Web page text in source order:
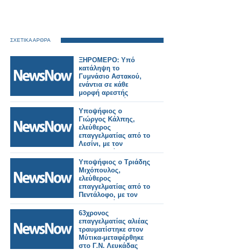
ΣΧΕΤΙΚΑ ΑΡΘΡΑ
ΞΗΡΟΜΕΡΟ: Υπό
κατάληψη το
Γυμνάσιο Αστακού,
ενάντια σε κάθε
μορφή αρεστής
επιχειρηματικότητας.
Υποψήφιος ο
Γιώργος Κάλπης,
ελεύθερος
επαγγελματίας από το
Λεσίνι, με τον
συνδυασμό
«Δημιουργική
Ανατροπή» και τον
Δήμαρχο, Κώστα
Λύρο
Υποψήφιος ο Τριάδης
Μιχόπουλος,
ελεύθερος
επαγγελματίας από το
Πεντάλοφο, με τον
συνδυασμό
«Δημιουργική
Ανατροπή» και τον
Δήμαρχο, Κώστα
Λύρο,
63χρονος
επαγγελματίας αλιέας
τραυματίστηκε στον
Μύτικα-μεταφέρθηκε
στο Γ.Ν. Λευκάδας